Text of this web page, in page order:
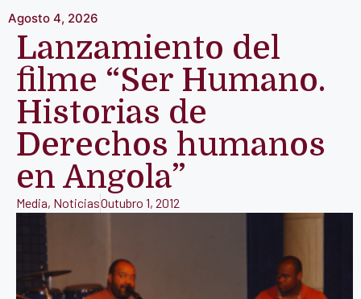
Agosto 4, 2026
Lanzamiento del
filme “Ser Humano.
Historias de
Derechos humanos
en Angola”
Media, NoticiasOutubro 1, 2012